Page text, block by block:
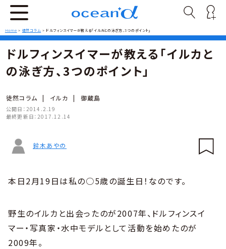
Home > 徒然コラム > ドルフィンスイマーが教える「イルカとの泳ぎ方、3つのポイント」
ドルフィンスイマーが教える「イルカと
の泳ぎ方、3つのポイント」
徒然コラム | イルカ | 御蔵島
公開日： 2014.2.19
最終更新日： 2017.12.14
鈴木あやの
本日2月19日は私の○5歳の誕生日！なのです。
野生のイルカと出会ったのが2007年、ドルフィンスイ
マー・写真家・水中モデルとして活動を始めたのが
2009年。